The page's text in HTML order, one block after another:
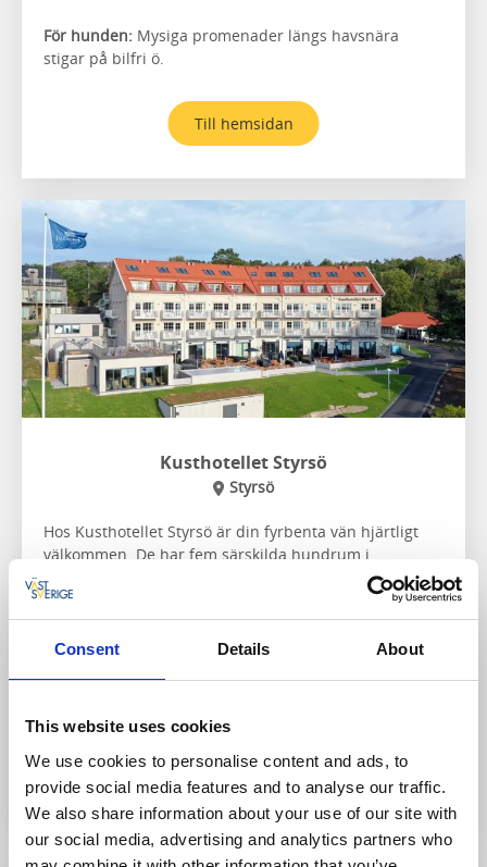
Consent Details About
This website uses cookies
We use cookies to personalise content and ads, to
provide social media features and to analyse our traffic.
We also share information about your use of our site with
our social media, advertising and analytics partners who
För hunden: Mysiga promenader längs havsnära
stigar på bilfri ö.
Till hemsidan
Kusthotellet Styrsö
Styrsö
Hos Kusthotellet Styrsö är din fyrbenta vän hjärtligt
välkommen. De har fem särskilda hundrum i
standardkategori med utsikt mot skogen. Hundar är
även välkomna i en särskild del av restaurangen i mån
av plats. Under den varma säsongen är ni självklart
välkomna att sitta på uteplatsen med ljuvlig havsutsikt
Till hemsidan